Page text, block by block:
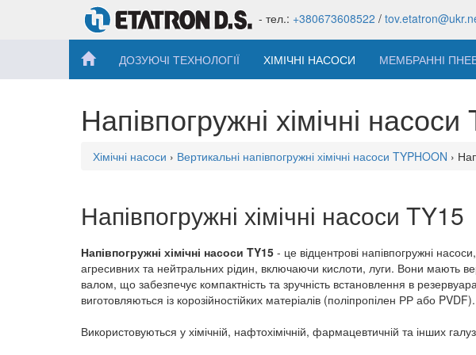
- тел.: +380673608522 /
ДОЗУЮЧІ ТЕХНОЛОГІЇ ХІМІЧНІ НАСОСИ МЕМБРАННІ
Напівпогружні хімічні
Хімічні насоси › Вертикальні напівпогружні хімічні насоси TYPHOON ›
Напівпогружні хімічні насоси TY15
Напівпогружні хімічні насоси TY15 - це відцентрові напівпогружні
агресивних та нейтральних рідин, включаючи кислоти, луги. Вони мають
валом, що забезпечує компактність та зручність встановлення в
виготовляються із корозійностійких матеріалів (поліпропілен РР або
Використовуються у хімічній, нафтохімічній, фармацевтичній та інших